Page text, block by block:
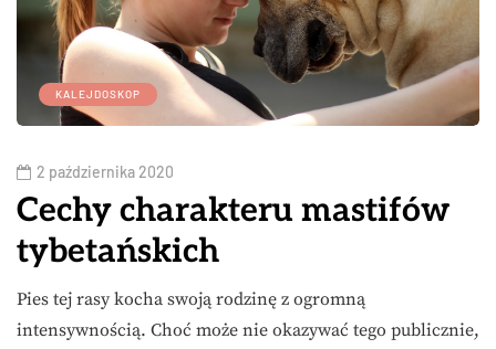
KALEJDOSKOP
2 października 2020
Cechy charakteru mastifów
tybetańskich
Pies tej rasy kocha swoją rodzinę z ogromną
intensywnością. Choć może nie okazywać tego publicznie,